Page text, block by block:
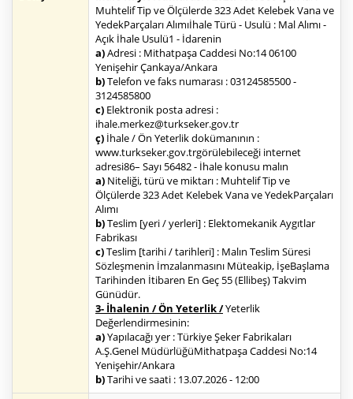
Muhtelif Tip ve Ölçülerde 323 Adet Kelebek Vana ve
YedekParçaları Alımıİhale Türü - Usulü : Mal Alımı -
Açık İhale Usulü1 - İdarenin
a)Adresi : Mithatpaşa Caddesi No:14 06100
Yenişehir Çankaya/Ankara
b)Telefon ve faks numarası : 03124585500 -
3124585800
c) Elektronik posta adresi :
ihale.merkez@turkseker.gov.tr
ç) İhale / Ön Yeterlik dokümanının :
www.turkseker.gov.trgörülebileceği internet
adresi86– Sayı 56482 - İhale konusu malın
a) Niteliği, türü ve miktarı : Muhtelif Tip ve
Ölçülerde 323 Adet Kelebek Vana ve YedekParçaları
Alımı
b)Teslim [yeri / yerleri] : Elektomekanik Aygıtlar
Fabrikası
c)Teslim [tarihi / tarihleri] : Malın Teslim Süresi
Sözleşmenin İmzalanmasını Müteakip, İşeBaşlama
Tarihinden İtibaren En Geç 55 (Ellibeş) Takvim
Günüdür.
3- İhalenin / Ön Yeterlik /Yeterlik
Değerlendirmesinin:
a)Yapılacağı yer : Türkiye Şeker Fabrikaları
A.Ş.Genel MüdürlüğüMithatpaşa Caddesi No:14
Yenişehir/Ankara
b)Tarihi ve saati : 13.07.2026 - 12:00